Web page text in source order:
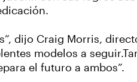
dijo Craig Morris,
modelos a
el futuro a ambos”.